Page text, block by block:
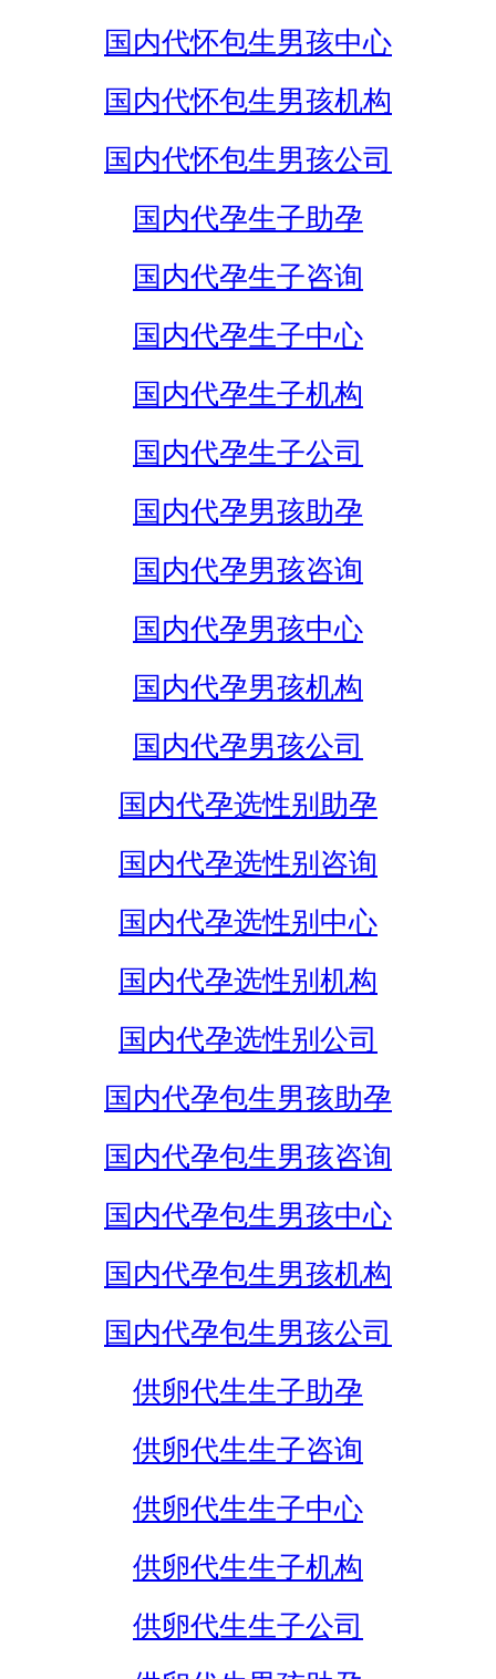
国内代怀包生男孩中心
国内代怀包生男孩机构
国内代怀包生男孩公司
国内代孕生子助孕
国内代孕生子咨询
国内代孕生子中心
国内代孕生子机构
国内代孕生子公司
国内代孕男孩助孕
国内代孕男孩咨询
国内代孕男孩中心
国内代孕男孩机构
国内代孕男孩公司
国内代孕选性别助孕
国内代孕选性别咨询
国内代孕选性别中心
国内代孕选性别机构
国内代孕选性别公司
国内代孕包生男孩助孕
国内代孕包生男孩咨询
国内代孕包生男孩中心
国内代孕包生男孩机构
国内代孕包生男孩公司
供卵代生生子助孕
供卵代生生子咨询
供卵代生生子中心
供卵代生生子机构
供卵代生生子公司